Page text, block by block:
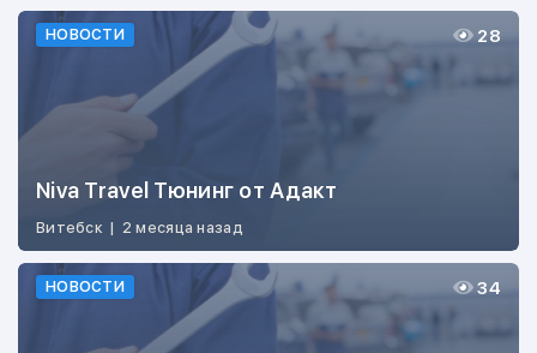
НОВОСТИ
Niva Travel Тюнинг от Адакт
Витебск | 2 месяца назад
28
НОВОСТИ 34